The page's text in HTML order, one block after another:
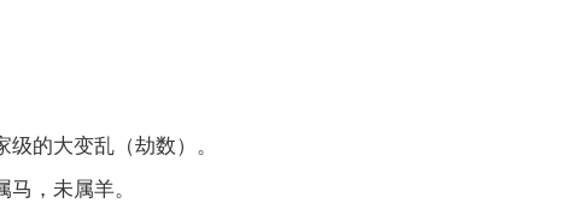
的大变乱（劫数）。
，未属羊。